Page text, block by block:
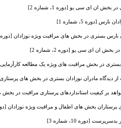
ان ای سی یو [دوره 1، شماره 2]
[دوره 5، شماره 1]
بستری در بخش های مراقبت ویژه نوزادان [دوره 2، شماره
ان ای سی یو [دوره 2، شماره 2]
بخش مراقبت های ویژه یک مطالعه کارآزمایی بالینی
مادران نوزادان بستری در بخش های پرستاری
کیفیت استانداردهای پرستاری مراقبت در بخش مراقبت
بخش های اطفال و مراقبت ویژه نوزادان [دوره 3،
[دوره 10، شماره 3]